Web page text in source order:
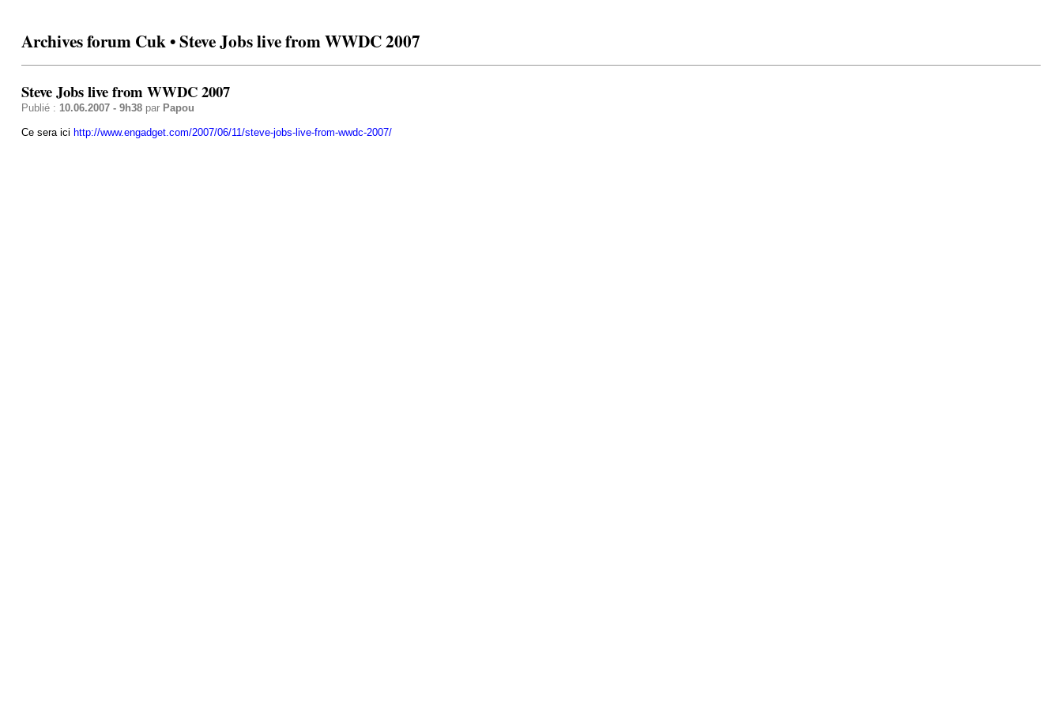
Archives forum Cuk • Steve Jobs live from WWDC 2007
Steve Jobs live from WWDC 2007
Publié : 10.06.2007 - 9h38par Papou
Ce sera ici http://www.engadget.com/2007/06/11/steve-jobs-live-from-wwdc-2007/